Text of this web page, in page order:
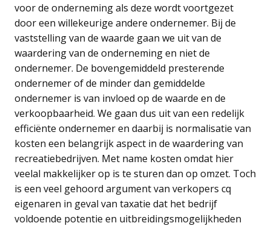
voor de onderneming als deze wordt voortgezet
door een willekeurige andere ondernemer. Bij de
vaststelling van de waarde gaan we uit van de
waardering van de onderneming en niet de
ondernemer. De bovengemiddeld presterende
ondernemer of de minder dan gemiddelde
ondernemer is van invloed op de waarde en de
verkoopbaarheid. We gaan dus uit van een redelijk
efficiënte ondernemer en daarbij is normalisatie van
kosten een belangrijk aspect in de waardering van
recreatiebedrijven. Met name kosten omdat hier
veelal makkelijker op is te sturen dan op omzet. Toch
is een veel gehoord argument van verkopers cq
eigenaren in geval van taxatie dat het bedrijf
voldoende potentie en uitbreidingsmogelijkheden